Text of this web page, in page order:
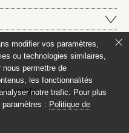
:
modifier vos paramètres,
ou technologies similaires,
permettre de
les fonctionnalités
notre trafic. Pour plus
paramètres : Politique de